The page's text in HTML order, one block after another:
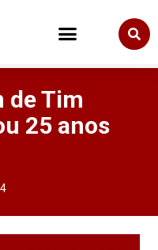
de Tim
25 anos